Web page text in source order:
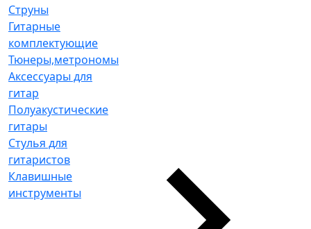
Струны
Гитарные
комплектующие
Тюнеры,метрономы
Аксессуары для
гитар
Полуакустические
гитары
Стулья для
гитаристов
Клавишные
инструменты